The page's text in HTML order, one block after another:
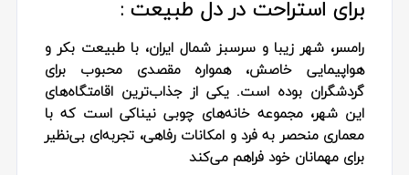
برای استراحت در دل طبیعت :
رامسر، شهر زیبا و سرسبز شمال ایران، با طبیعت بکر و
هواپیمایی خاصش، همواره مقصدی محبوب برای
گردشگران بوده است. یکی از جذاب‌ترین اقامتگاه‌های
این شهر، مجموعه خانه‌های چوبی نیناکی است که با
معماری منحصر به فرد و امکانات رفاهی، تجربه‌ای بی‌نظیر
برای مهمانان خود فراهم می‌کند